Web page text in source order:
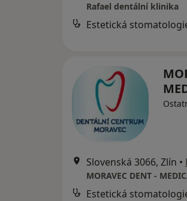
Rafael dentální klinika
Estetická
Slovenská 3066, Zlín •
MORAVEC DENT -
Estetická